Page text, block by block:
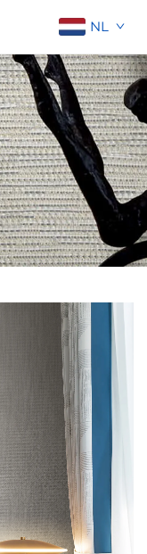
NL